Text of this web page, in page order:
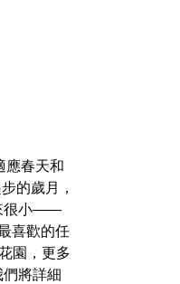
應春天和
的歲月，
很小——
喜歡的任
園，更多
將詳細